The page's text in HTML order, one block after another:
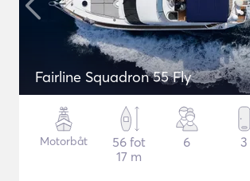
Fairline Squadron 55 Fly
Motorbåt
56 fot
17 m
6 3